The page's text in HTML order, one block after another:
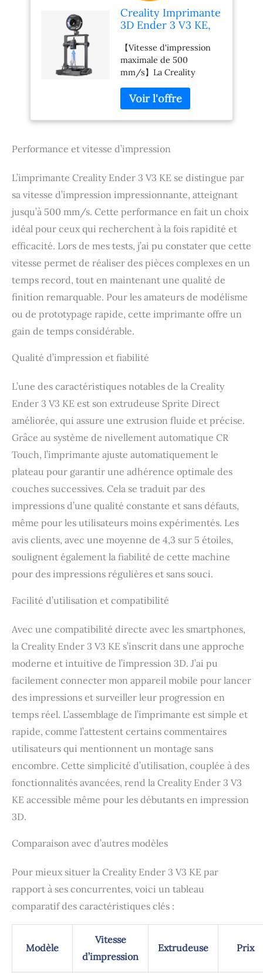
Creality Imprimante
3D Ender 3 V3 KE,
maximale de 500
mm/s, extrudeuse
directe Sprite
améliorée,
nivellement
automatique, CR
Touch, rail linéaire
d'impression 220 x
【Vitesse d'impression
maximale de 500
mm/s】La Creality
charge une réactivité
d'impression maximale
de 500 mm/s et une
mm/s², ce qui permet un
imprimantes. L'Ender-3
V3 KE offre de plus
grands avantages de
vitesse par rapport aux
autres modèles de la
série Ender-3. Veuillez
vérifier la tension
d'entrée (230 V/115 V
requis) avant d'alimenter
l'appareil. 【Interface
auto-test en une seule
touche】L'imprimante
dispose d'une interface
réactive avec une barre
d'onglets intuitive, un
auto-test intelligent
pour le décalage Z, un
et plus encore en une
seule touche, un aperçu
du modèle en temps réel
et des animations vives
des paramètres
d'impression. 【Rail
linéaire d'axe X】Le rail
linéaire précis sur le
marche en douceur
(coefficient de
fabriqué en acier rigide,
après une utilisation
avec chauffage
céramique 60W】
Chauffage céramique
60W, l'imprimante 3D
Creality est capable de
fondre complètement les
filaments d'impression à
grande vitesse, rupture
thermique bimétallique,
empêchant efficacement
le fluage thermique, buse
en cuivre qui permet une
poignée pour les
filaments Hyper PLA,
refroidissement du
modèle 4010 sur deux
le ventilateur de
refroidissement du
côté de la tête
d'impression, qui
refroidit rapidement et
uniformément la zone
fraîchement imprimée et
Performance et vitesse d’impression
L’imprimante Creality Ender 3 V3 KE se distingue par
sa vitesse d’impression impressionnante, atteignant
jusqu’à 500 mm/s. Cette performance en fait un choix
idéal pour ceux qui recherchent à la fois rapidité et
efficacité. Lors de mes tests, j’ai pu constater que cette
vitesse permet de réaliser des pièces complexes en un
temps record, tout en maintenant une qualité de
finition remarquable. Pour les amateurs de modélisme
ou de prototypage rapide, cette imprimante offre un
gain de temps considérable.
Qualité d’impression et fiabilité
L’une des caractéristiques notables de la Creality
Ender 3 V3 KE est son extrudeuse Sprite Direct
améliorée, qui assure une extrusion fluide et précise.
Grâce au système de nivellement automatique CR
Touch, l’imprimante ajuste automatiquement le
plateau pour garantir une adhérence optimale des
couches successives. Cela se traduit par des
impressions d’une qualité constante et sans défauts,
même pour les utilisateurs moins expérimentés. Les
avis clients, avec une moyenne de 4,3 sur 5 étoiles,
soulignent également la fiabilité de cette machine
pour des impressions régulières et sans souci.
Facilité d’utilisation et compatibilité
Avec une compatibilité directe avec les smartphones,
la Creality Ender 3 V3 KE s’inscrit dans une approche
moderne et intuitive de l’impression 3D. J’ai pu
facilement connecter mon appareil mobile pour lancer
des impressions et surveiller leur progression en
temps réel. L’assemblage de l’imprimante est simple et
rapide, comme l’attestent certains commentaires
utilisateurs qui mentionnent un montage sans
encombre. Cette simplicité d’utilisation, couplée à des
fonctionnalités avancées, rend la Creality Ender 3 V3
KE accessible même pour les débutants en impression
3D.
Comparaison avec d’autres modèles
Pour mieux situer la Creality Ender 3 V3 KE par
rapport à ses concurrentes, voici un tableau
comparatif des caractéristiques clés :
Modèle
Vitesse
d’impression
Extrudeuse Prix